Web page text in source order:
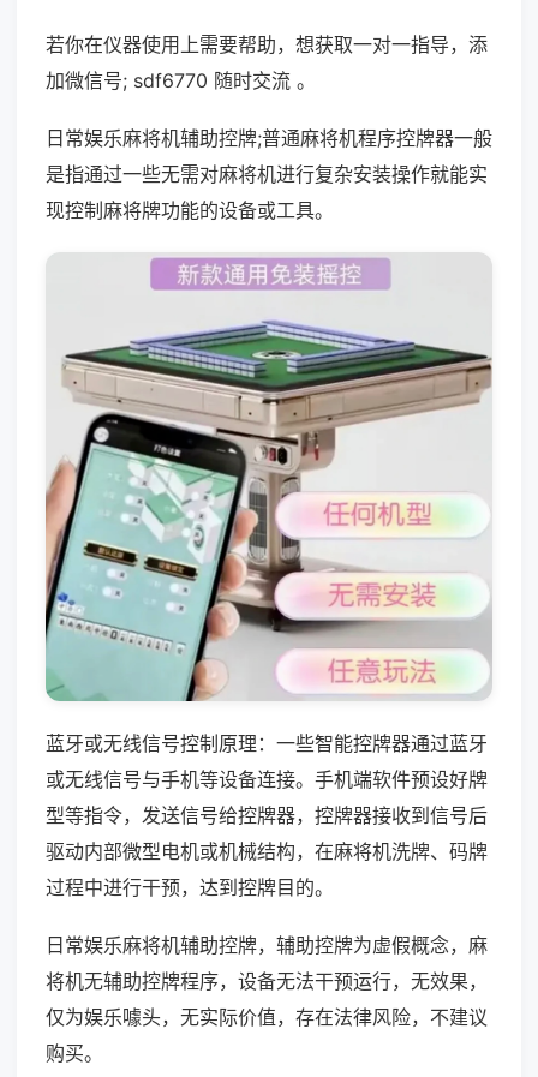
若你在仪器使用上需要帮助，想获取一对一指导，添
加微信号; sdf6770 随时交流 。
日常娱乐麻将机辅助控牌;普通麻将机程序控牌器一般
是指通过一些无需对麻将机进行复杂安装操作就能实
现控制麻将牌功能的设备或工具。
蓝牙或无线信号控制原理：一些智能控牌器通过蓝牙
或无线信号与手机等设备连接。手机端软件预设好牌
型等指令，发送信号给控牌器，控牌器接收到信号后
驱动内部微型电机或机械结构，在麻将机洗牌、码牌
过程中进行干预，达到控牌目的。
日常娱乐麻将机辅助控牌，辅助控牌为虚假概念，麻
将机无辅助控牌程序，设备无法干预运行，无效果，
仅为娱乐噱头，无实际价值，存在法律风险，不建议
购买。